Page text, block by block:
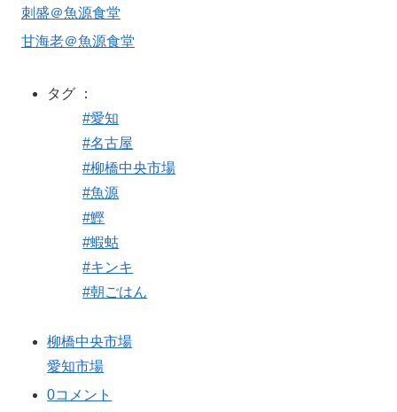
刺盛＠魚源食堂
甘海老＠魚源食堂
タグ ：
#愛知
#名古屋
#柳橋中央市場
#魚源
#鰹
#蝦蛄
#キンキ
#朝ごはん
柳橋中央市場
愛知市場
0コメント